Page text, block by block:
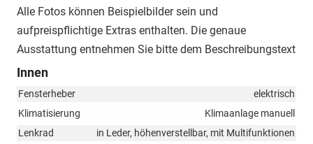
Alle Fotos können Beispielbilder sein und
aufpreispflichtige Extras enthalten. Die genaue
Ausstattung entnehmen Sie bitte dem Beschreibungstext
Innen
Fensterheber
elektrisch
Klimatisierung
Klimaanlage manuell
Lenkrad
in Leder, höhenverstellbar, mit Multifunktionen